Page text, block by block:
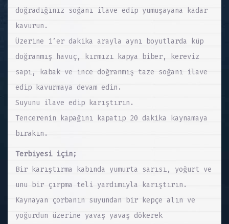
doğradığınız soğanı ilave edip yumuşayana kadar
kavurun.
Üzerine 1’er dakika arayla aynı boyutlarda küp
doğranmış havuç, kırmızı kapya biber, kereviz
sapı, kabak ve ince doğranmış taze soğanı ilave
edip kavurmaya devam edin.
Suyunu ilave edip karıştırın.
Tencerenin kapağını kapatıp 20 dakika kaynamaya
bırakın.
Terbiyesi için;
Bir karıştırma kabında yumurta sarısı, yoğurt ve
unu bir çırpma teli yardımıyla karıştırın.
Kaynayan çorbanın suyundan bir kepçe alın ve
yoğurdun üzerine yavaş yavaş dökerek